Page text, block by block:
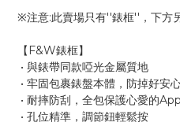
※注意:此賣場只有''錶框''，下方
【F&W錶框】
• 與錶帶同款啞光金屬質地
• 牢固包裹錶盤本體，防掉好安
• 耐摔防刮，全包保護心愛的
• 孔位精準，調節鈕輕鬆按